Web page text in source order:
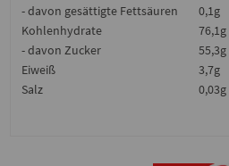
- davon gesättigte Fettsäuren
0,1g
Kohlenhydrate
76,1g
- davon Zucker
55,3g
Eiweiß
3,7g
Salz
0,03g